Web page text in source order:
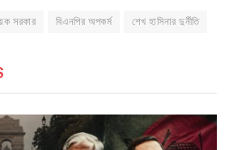
সরকার বিএনপির অপকর্ম শেখ হাসিনার দুর্নীতি